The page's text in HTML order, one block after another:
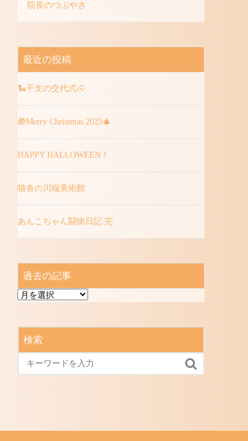
院長のつぶやき
最近の投稿
🐍干支の交代式🐴
🎁Merry Christmas 2025🎄
HAPPY HALLOWEEN！
猫舎の川端美術館
あんこちゃん闘病日記 完
過去の記事
過
記
検索
